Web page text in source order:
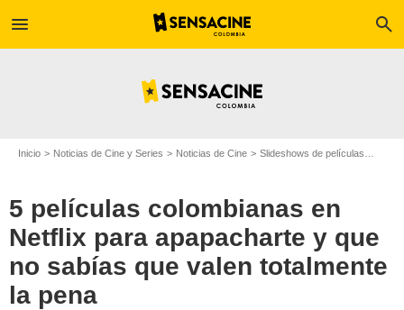
menu search
Inicio Noticias de Cine y Series Noticias de Cine Slideshows de películas
5 películas colombianas en
Netflix para apapacharte y que
no sabías que valen totalmente
la pena